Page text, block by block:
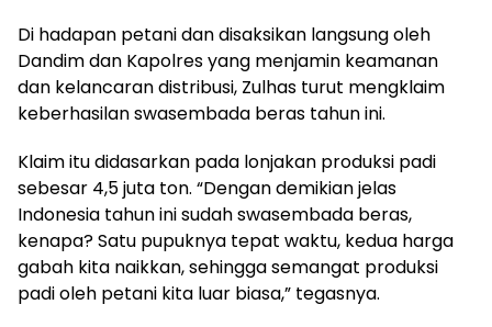
Di hadapan petani dan disaksikan langsung oleh
Dandim dan Kapolres yang menjamin keamanan
dan kelancaran distribusi, Zulhas turut mengklaim
keberhasilan swasembada beras tahun ini.
Klaim itu didasarkan pada lonjakan produksi padi
sebesar 4,5 juta ton. “Dengan demikian jelas
Indonesia tahun ini sudah swasembada beras,
kenapa? Satu pupuknya tepat waktu, kedua harga
gabah kita naikkan, sehingga semangat produksi
padi oleh petani kita luar biasa,” tegasnya.